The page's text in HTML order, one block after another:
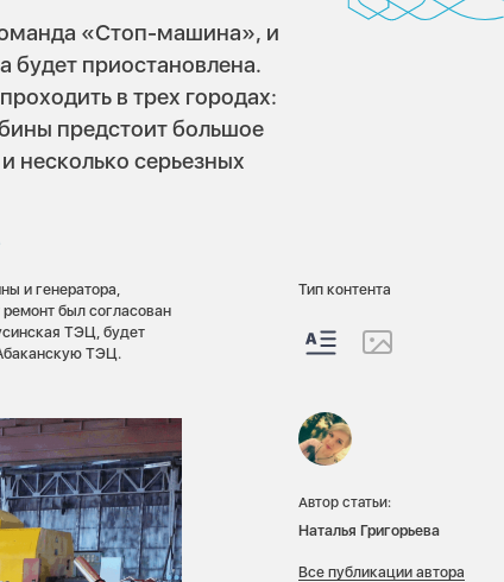
«Стоп-машина», и
будет приостановлена.
в трех городах:
предстоит большое
несколько серьезных
и генератора,
был согласован
ТЭЦ, будет
ТЭЦ.
Тип контента
Автор статьи:
Наталья Григорьева
Все публикации автора